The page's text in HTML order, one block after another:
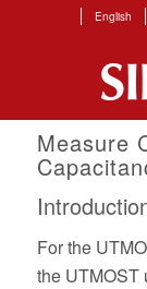
English
Measure
For the
the UTMOST